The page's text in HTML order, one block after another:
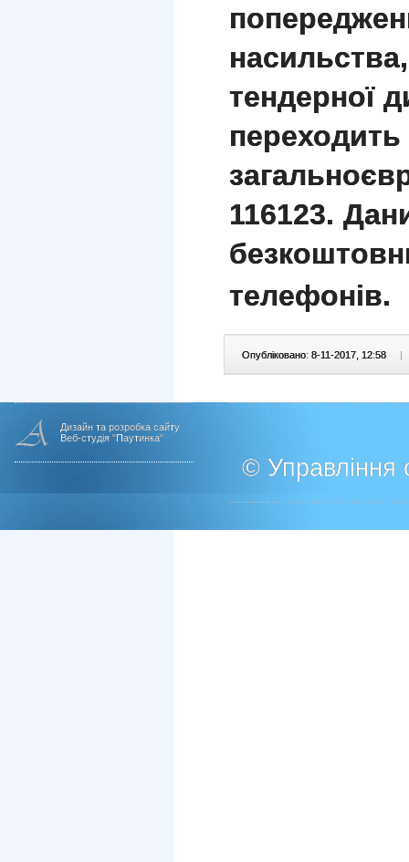
тендерної
116123.
телефонів.
Опубліковано: 8-11-2017, 12:58
Дизайн та розробка сайту
Веб-студія "Паутинка"
© Управління